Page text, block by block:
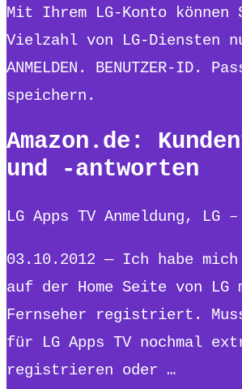
Mit Ihrem LG-Konto können
Vielzahl von LG-Diensten
ANMELDEN. BENUTZER-ID.
speichern.
Amazon.de:
und -antworten
LG Apps TV Anmeldung, LG –
03.10.2012 — Ich habe
auf der Home Seite von LG
Fernseher registriert.
für LG Apps TV nochmal
registrieren oder …